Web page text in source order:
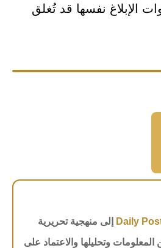
الإبلاغ نفسها قد تُغلق
إلى منهجية تحريرية
وتحليلها والاعتماد على